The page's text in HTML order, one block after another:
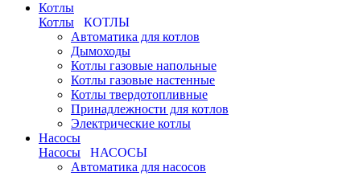
Котлы
Котлы
КОТЛЫ
Автоматика для котлов
Дымоходы
Котлы газовые напольные
Котлы газовые настенные
Котлы твердотопливные
Принадлежности для котлов
Электрические котлы
Насосы
Насосы
НАСОСЫ
Автоматика для насосов